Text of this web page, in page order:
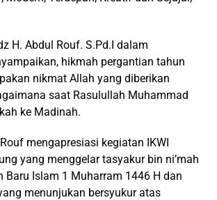
H. Abdul Rouf. S.Pd.I dalam
hikmah pergantian tahun
nikmat Allah yang diberikan
saat Rasulullah Muhammad
ke Madinah.
mengapresiasi kegiatan IKWI
yang menggelar tasyakur bin ni’mah
Baru Islam 1 Muharram 1446 H dan
menunjukan bersyukur atas